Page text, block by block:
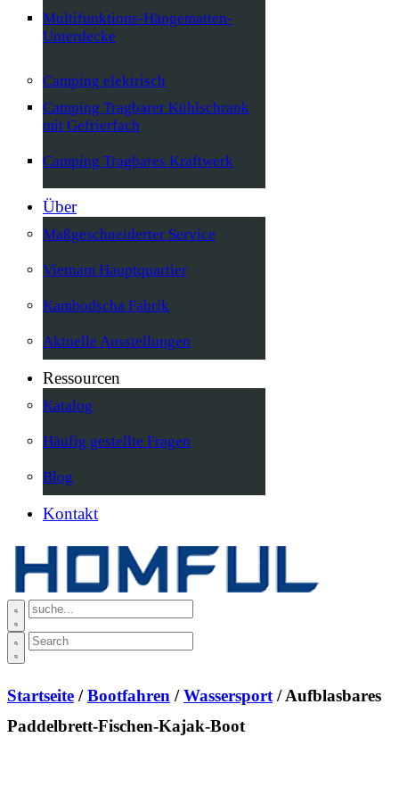
Multifunktions-Hängematten-
Unterdecke
Camping elektrisch
Camping Tragbarer Kühlschrank
mit Gefrierfach
Camping Tragbares Kraftwerk
Über
Maßgeschneiderter Service
Vietnam Hauptquartier
Kambodscha Fabrik
Aktuelle Ausstellungen
Ressourcen
Katalog
Häufig gestellte Fragen
Blog
Kontakt
Startseite /Bootfahren /Wassersport / Aufblasbares
Paddelbrett-Fischen-Kajak-Boot